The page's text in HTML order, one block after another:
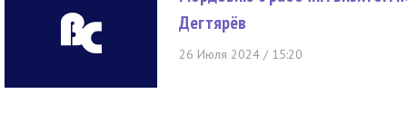
Дегтярёв
26 Июля 2024 / 15:20